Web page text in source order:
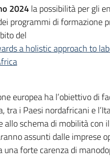
2024la possibilità per gli
programmi di formazione
del
a holistic approach to
europea ha l’obiettivo di
i Paesi nordafricani e
schema di mobilità con
assunti dalle imprese
forte carenza di